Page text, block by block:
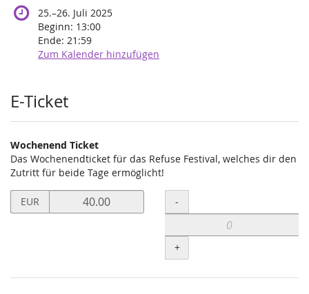
25.–bis
26. Juli 2025
Beginn: 13:00
Ende: 21:59
Zum Kalender hinzufügen
E-Ticket
Wochenend Ticket
Das Wochenendticket für das Refuse Festival, welches dir den
Zutritt für beide Tage ermöglicht!
Preis
in
setzen
EUR Menge
-
+